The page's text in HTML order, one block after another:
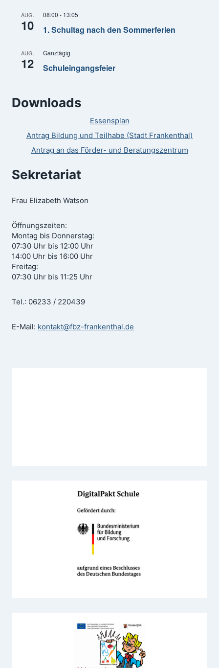
AUG.
10
08:00 - 13:05
1. Schultag nach den Sommerferien
AUG.
12
Ganztägig
Schuleingangsfeier
Downloads
Essensplan
Antrag Bildung und Teilhabe (Stadt Frankenthal)
Antrag an das Förder- und Beratungszentrum
Sekretariat
Frau Elizabeth Watson
Öffnungszeiten:
Montag bis Donnerstag:
07:30 Uhr bis 12:00 Uhr
14:00 Uhr bis 16:00 Uhr
Freitag:
07:30 Uhr bis 11:25 Uhr
Tel.: 06233 / 220439
E-Mail: kontakt@fbz-frankenthal.de